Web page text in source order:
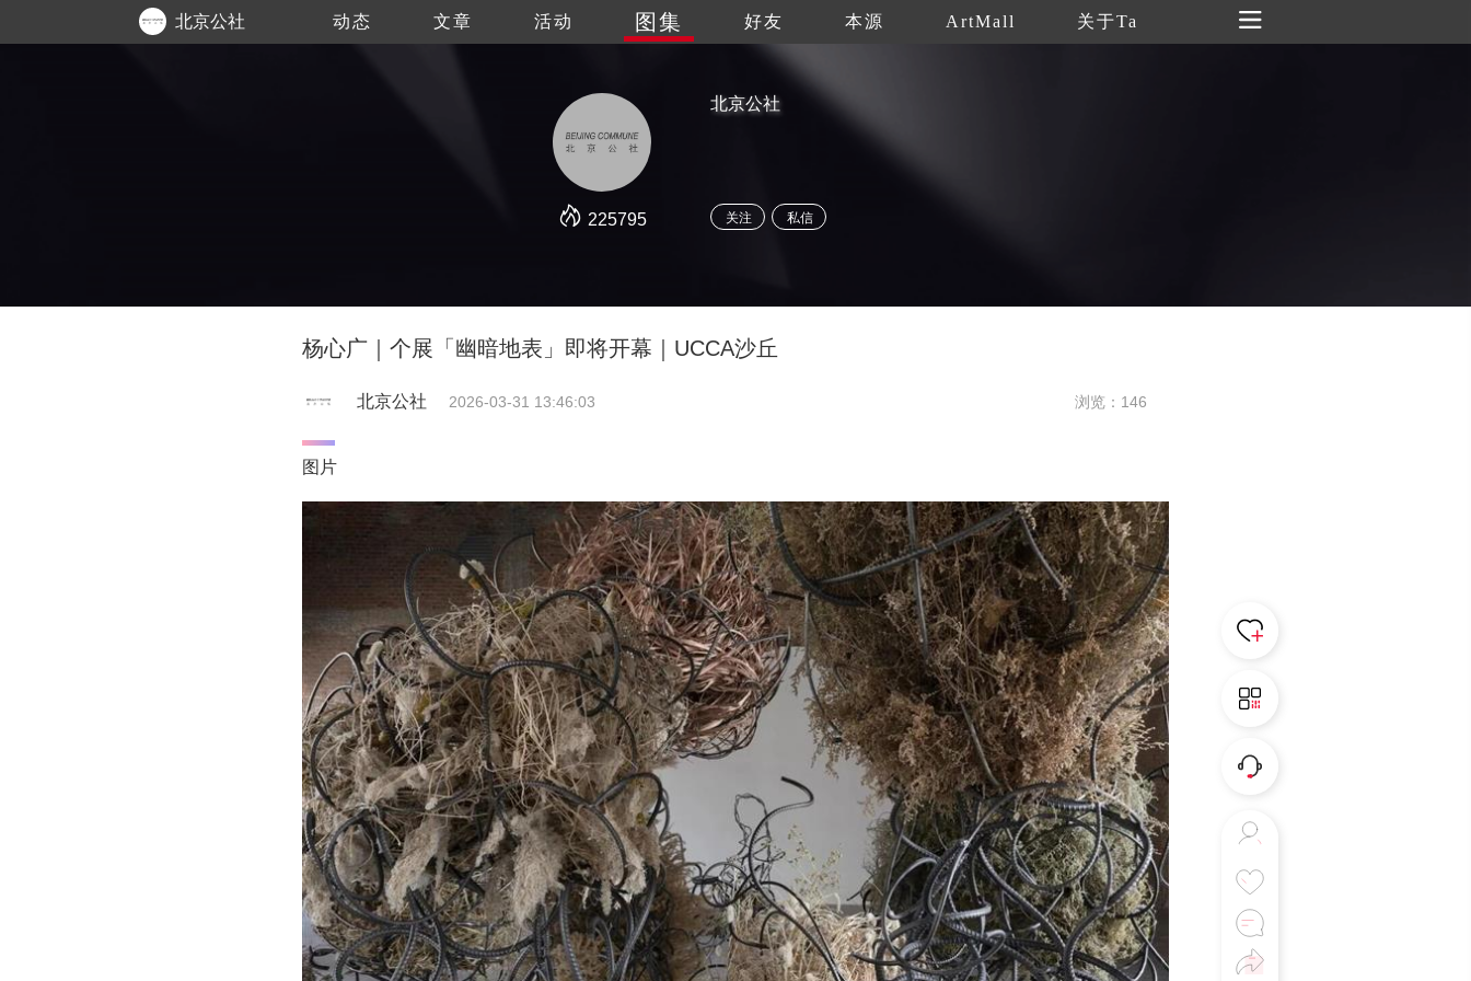
北京公社 动态 文章 活动 图集 好友 本源 ArtMall 关于Ta
225795
北京公社
关注 私信
杨心广｜个展「幽暗地表」即将开幕｜UCCA沙丘
北京公社 2026-03-31 13:46:03 浏览：146
图片